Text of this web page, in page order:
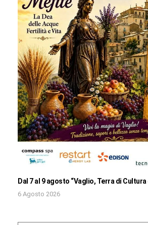
Dal 7 al 9 agosto “Vaglio, Terra di Cultura
6 Agosto 2026